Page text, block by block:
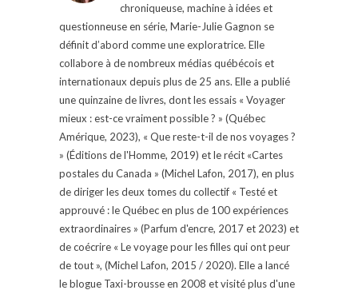
chroniqueuse, machine à idées et
questionneuse en série, Marie-Julie Gagnon se
définit d’abord comme une exploratrice. Elle
collabore à de nombreux médias québécois et
internationaux depuis plus de 25 ans. Elle a publié
une quinzaine de livres, dont les essais « Voyager
mieux : est-ce vraiment possible ? » (Québec
Amérique, 2023), « Que reste-t-il de nos voyages ?
» (Éditions de l'Homme, 2019) et le récit «Cartes
postales du Canada » (Michel Lafon, 2017), en plus
de diriger les deux tomes du collectif « Testé et
approuvé : le Québec en plus de 100 expériences
extraordinaires » (Parfum d'encre, 2017 et 2023) et
de coécrire « Le voyage pour les filles qui ont peur
de tout », (Michel Lafon, 2015 / 2020). Elle a lancé
le blogue Taxi-brousse en 2008 et visité plus d'une